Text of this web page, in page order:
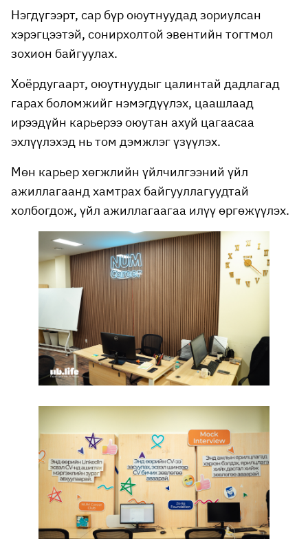
Нэгдүгээрт, сар бүр оюутнуудад зориулсан
хэрэгцээтэй, сонирхолтой эвентийн тогтмол
зохион байгуулах.
Хоёрдугаарт, оюутнуудыг цалинтай дадлагад
гарах боломжийг нэмэгдүүлэх, цаашлаад
ирээдүйн карьерээ оюутан ахуй цагаасаа
эхлүүлэхэд нь том дэмжлэг үзүүлэх.
Мөн карьер хөгжлийн үйлчилгээний үйл
ажиллагаанд хамтрах байгууллагуудтай
холбогдож, үйл ажиллагаагаа илүү өргөжүүлэх.